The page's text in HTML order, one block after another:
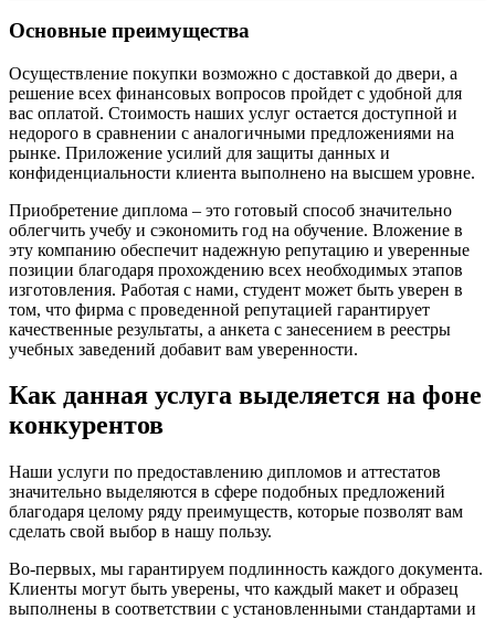
Основные преимущества
Осуществление покупки возможно с доставкой до двери, а
решение всех финансовых вопросов пройдет с удобной для
вас оплатой. Стоимость наших услуг остается доступной и
недорого в сравнении с аналогичными предложениями на
рынке. Приложение усилий для защиты данных и
конфиденциальности клиента выполнено на высшем уровне.
Приобретение диплома – это готовый способ значительно
облегчить учебу и сэкономить год на обучение. Вложение в
эту компанию обеспечит надежную репутацию и уверенные
позиции благодаря прохождению всех необходимых этапов
изготовления. Работая с нами, студент может быть уверен в
том, что фирма с проведенной репутацией гарантирует
качественные результаты, а анкета с занесением в реестры
учебных заведений добавит вам уверенности.
Как данная услуга выделяется на фоне
конкурентов
Наши услуги по предоставлению дипломов и аттестатов
значительно выделяются в сфере подобных предложений
благодаря целому ряду преимуществ, которые позволят вам
сделать свой выбор в нашу пользу.
Во-первых, мы гарантируем подлинность каждого документа.
Клиенты могут быть уверены, что каждый макет и образец
выполнены в соответствии с установленными стандартами и